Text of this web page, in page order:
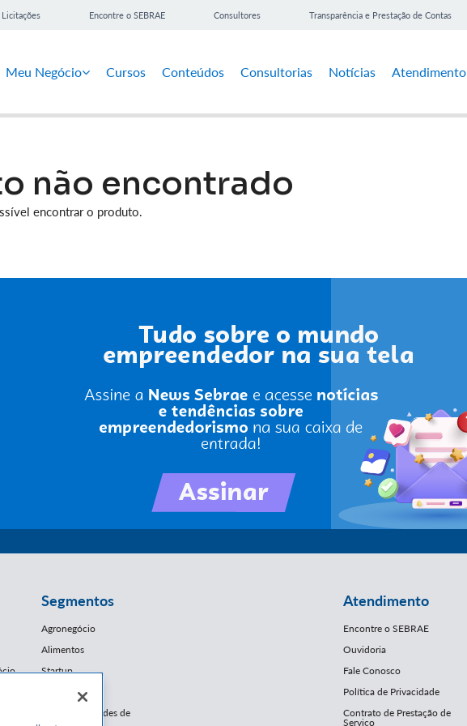
Licitações Encontre o SEBRAE Consultores Transparência e Prestação de Contas
Meu Negócio Cursos Conteúdos Consultorias Notícias Atendimento
não encontrado
encontrar o produto.
Segmentos
Agronegócio
Alimentos
Startup
E-Commerce
Franquias / Redes de
Cooperação
Atendimento
Encontre o SEBRAE
Ouvidoria
Fale Conosco
Política de Privacidade
Contrato de Prestação de
Serviço